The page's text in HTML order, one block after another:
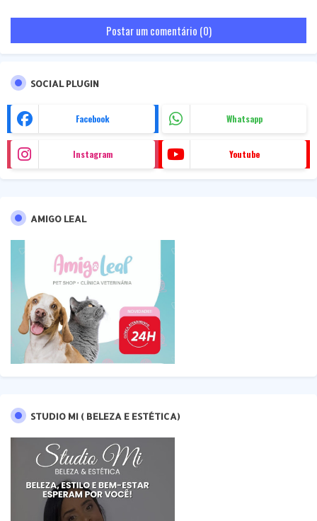
Postar um comentário (0)
SOCIAL PLUGIN
Facebook Whatsapp
Instagram Youtube
AMIGO LEAL
STUDIO MI ( BELEZA E ESTÉTICA)